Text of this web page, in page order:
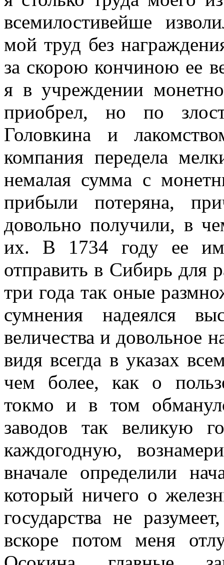
всемилостивейше
мой труд без
за скорою кончиною ее
я в учреждении
приобрел, но по
Головкина и
компания передела
немалая сумма с
прибыли потеряна,
довольно получили, в
их. В 1734 году ее
отправить в Сибирь для
три года так оные
сумнения надеялся
величества и довольное
видя всегда в указах
чем более, как о
токмо и в том
заводов так великую
каждогодную,
вначале определили
который ничего о
государства не
вскоре потом меня